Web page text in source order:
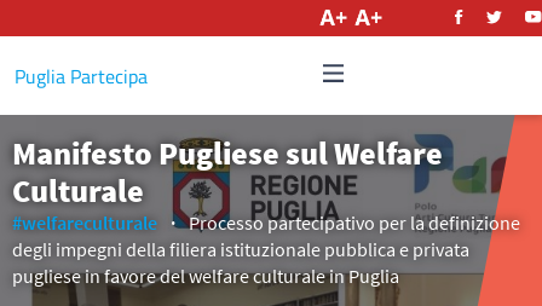
Puglia Partecipa
Manifesto Pugliese sul Welfare
Culturale
#welfareculturale
Processo partecipativo per la definizione
degli impegni della filiera istituzionale pubblica e privata
pugliese in favore del welfare culturale in Puglia